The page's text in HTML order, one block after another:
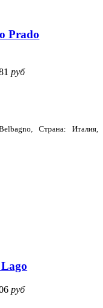
Prado
руб
Страна: Италия,
руб